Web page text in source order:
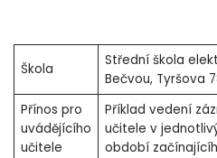
Škola
Střední škola
Bečvou, Tyršova
Přínos pro
uvádějícího
učitele
Příklad vedení
učitele v
období